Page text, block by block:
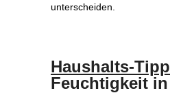
unterscheiden.
Haushalts-
Feuchtigkeit